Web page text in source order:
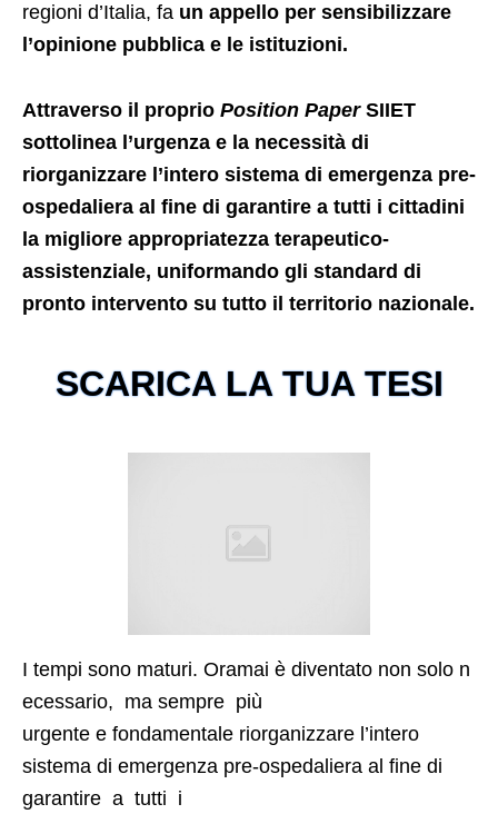
regioni d’Italia, fa un appello per sensibilizzare
l’opinione pubblica e le istituzioni.
Attraverso il proprio Position PaperSIIET
sottolinea l’urgenza e la necessità di
riorganizzare l’intero sistema di emergenza pre-
ospedaliera al fine di garantire a tutti i cittadini
la migliore appropriatezza terapeutico-
assistenziale, uniformando gli standard di
pronto intervento su tutto il territorio nazionale.
SCARICA LA TUA TESI
I tempi sono maturi. Oramai è diventato non solo n
ecessario, ma sempre più
urgente e fondamentale riorganizzare l’intero
sistema di emergenza pre-ospedaliera al fine di
garantire a tutti i